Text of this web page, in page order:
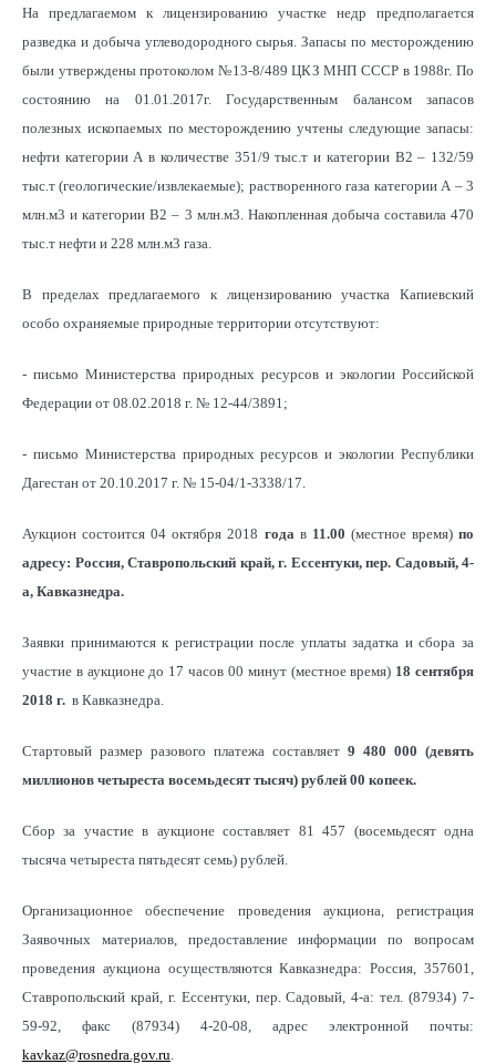
На предлагаемом к лицензированию участке недр предполагается
разведка и добыча углеводородного сырья. Запасы по месторождению
были утверждены протоколом №13-8/489 ЦКЗ МНП СССР в 1988г. По
состоянию на 01.01.2017г. Государственным балансом запасов
полезных ископаемых по месторождению учтены следующие запасы:
нефти категории А в количестве 351/9 тыс.т и категории В2 – 132/59
тыс.т (геологические/извлекаемые); растворенного газа категории А – 3
млн.м3 и категории В2 – 3 млн.м3. Накопленная добыча составила 470
тыс.т нефти и 228 млн.м3 газа.
В пределах предлагаемого к лицензированию участка Капиевский
особо охраняемые природные территории отсутствуют:
- письмо Министерства природных ресурсов и экологии Российской
Федерации от 08.02.2018 г. № 12-44/3891;
- письмо Министерства природных ресурсов и экологии Республики
Дагестан от 20.10.2017 г. № 15-04/1-3338/17.
Аукцион состоится 04 октября 2018 года в 11.00 (местное время)по
адресу: Россия, Ставропольский край, г. Ессентуки, пер. Садовый, 4-
а, Кавказнедра.
Заявки принимаются к регистрации после уплаты задатка и сбора за
участие в аукционе до 17 часов 00 минут (местное время) 18 сентября
2018 г. в Кавказнедра.
Стартовый размер разового платежа составляет 9 480 000 (девять
миллионов четыреста восемьдесят тысяч) рублей 00 копеек.
Сбор за участие в аукционе составляет 81 457 (восемьдесят одна
тысяча четыреста пятьдесят семь) рублей.
Организационное обеспечение проведения аукциона, регистрация
Заявочных материалов, предоставление информации по вопросам
проведения аукциона осуществляются Кавказнедра: Россия, 357601,
Ставропольский край, г. Ессентуки, пер. Садовый, 4-а: тел. (87934) 7-
59-92, факс (87934) 4-20-08, адрес электронной почты:
kavkaz@rosnedra.gov.ru